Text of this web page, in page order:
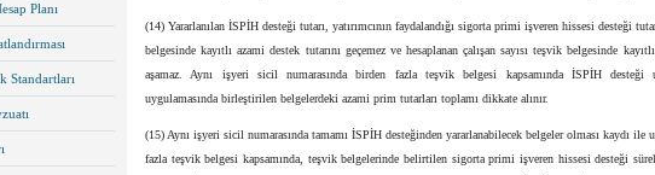
Planı
Standartları
(14) Yararlanılan İSPİH desteği tutarı, yatırımcının faydalandığı sigorta primi işveren hissesi desteği
belgesinde kayıtlı azami destek tutarını geçemez ve hesaplanan çalışan sayısı teşvik belgesinde
aşamaz. Aynı işyeri sicil numarasında birden fazla teşvik belgesi kapsamında İSPİH desteği
uygulamasında birleştirilen belgelerdeki azami prim tutarları toplamı dikkate alınır.
(15) Aynı işyeri sicil numarasında tamamı İSPİH desteğinden yararlanabilecek belgeler olması kaydı ile
fazla teşvik belgesi kapsamında, teşvik belgelerinde belirtilen sigorta primi işveren hissesi desteği